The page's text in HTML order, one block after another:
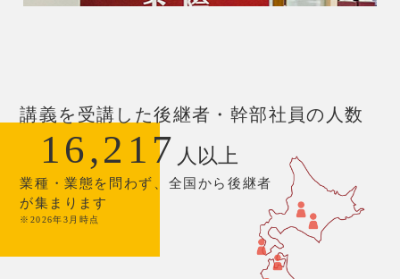
講義を受講した後継者・幹部社員の人数
16,217 人以上
業種・業態を問わず、全国から後継者
が集まります
※2026年3月時点